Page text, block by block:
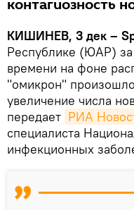
контагиозность
КИШИНЕВ, 3 дек –
Республике (ЮАР)
времени на фоне
"омикрон"
увеличение числа
передает РИА
специалиста
инфекционных